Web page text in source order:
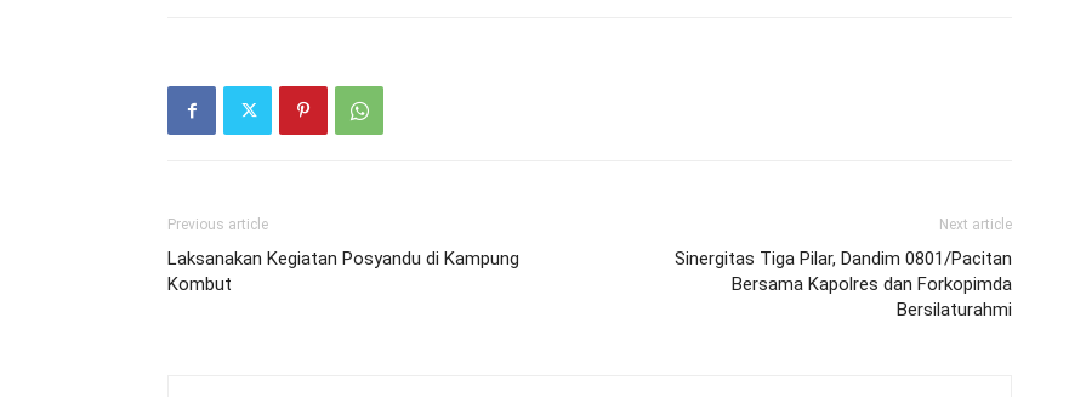
Previous article
Laksanakan Kegiatan Posyandu di Kampung
Kombut
Next article
Sinergitas Tiga Pilar, Dandim 0801/Pacitan
Bersama Kapolres dan Forkopimda
Bersilaturahmi